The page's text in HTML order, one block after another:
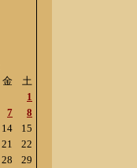
金
7
14
21
28
土
1
8
15
22
29